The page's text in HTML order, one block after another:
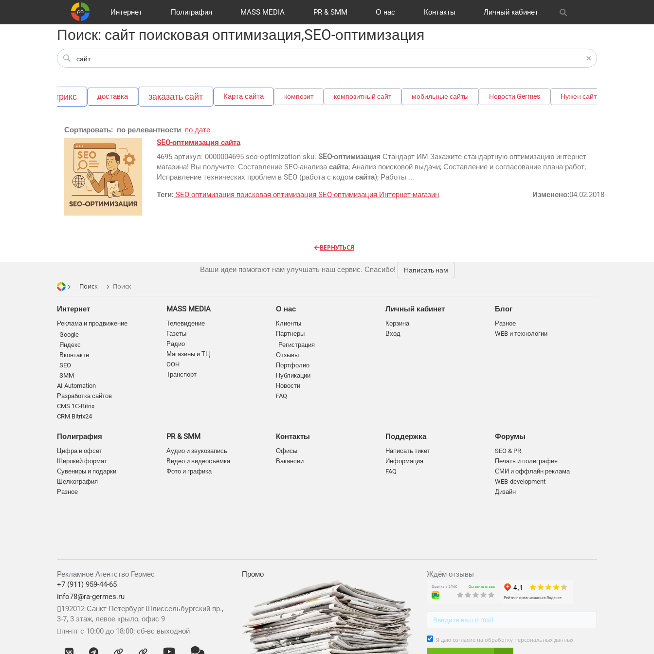
Интернет
Реклама и продвижение AI Automation Разработка сайтов CMS 1C-Bitrix
Полиграфия
Цифра и офсет Широкий формат Сувениры и подарки Шелкография
MASS MEDIA
Телевидение Газеты Радио Магазины и ТЦ
PR & SMM
Аудио и звукозапись Видео и видеосъёмка Фото и графика
О нас
Клиенты Партнеры Отзывы Портфолио Публикации
Контакты
Офисы Вакансии
Личный кабинет
Корзина Вход
Поиск: сайт поисковая оптимизация,SEO-оптимизация
битрикс доставка заказать сайт Карта сайта композит композитный сайт мобильные сайты Новости Germes Нужен сайт
Сортировать: по релевантности по дате
SEO-оптимизация сайта
4695 артикул: 0000004695 seo-optimization sku: SEO-оптимизация Стандарт ИМ Закажите стандартную оптимизацию интернет
магазина! Вы получите: Составление SEO-анализа сайта; Анализ поисковой выдачи; Составление и согласование плана работ;
Исправление технических проблем в SEO (работа с кодом сайта); Работы ...
Теги: SEO оптимизация поисковая оптимизация SEO-оптимизация Интернет-магазин Изменено:04.02.2018
ВЕРНУТЬСЯ
Ваши идеи помогают нам улучшать наш сервис. Спасибо! Написать нам
Поиск Поиск
Интернет
Реклама и продвижение
Google
Яндекс
Вконтакте
SEO
SMM
AI Automation
Разработка сайтов
CMS 1C-Bitrix
CRM Bitrix24
Полиграфия
Цифра и офсет
Широкий формат
Сувениры и подарки
Шелкография
Разное
MASS MEDIA
Телевидение
Газеты
Радио
Магазины и ТЦ
OOH
Транспорт
PR & SMM
Аудио и звукозапись
Видео и видеосъёмка
Фото и графика
О нас
Клиенты
Партнеры
Регистрация
Отзывы
Портфолио
Публикации
Новости
FAQ
Контакты
Офисы
Вакансии
Личный кабинет
Корзина
Вход
Поддержка
Написать тикет
Информация
FAQ
Блог
Разное
WEB и технологии
Форумы
SEO & PR
Печать и полиграфия
СМИ и оффлайн реклама
WEB-development
Дизайн
Рекламное Агентство Гермес
+7 (911) 959-44-65
info78@ra-germes.ru
192012 Санкт-Петербург Шлиссельбургский пр.,
3-7, 3 этаж, левое крыло, офис 9
пн-пт с 10:00 до 18:00; сб-вс выходной
Промо Ждём отзывы
Я даю согласие на обработку персональных данных